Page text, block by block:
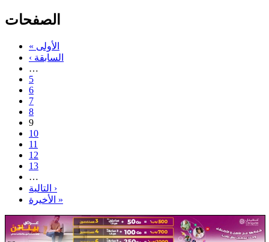
الصفحات
« الأولى
‹ السابقة
…
5
6
7
8
9
10
11
12
13
…
التالية ›
الأخيرة »